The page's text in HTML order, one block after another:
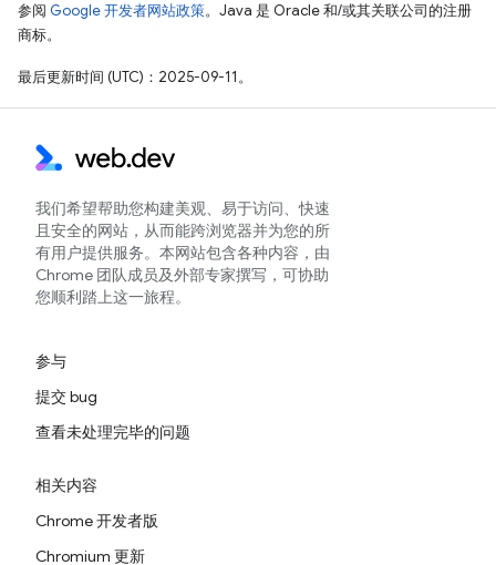
参阅 Google 开发者网站政策。Java 是 Oracle 和/或其关联公司的注册
商标。
最后更新时间 (UTC)：2025-09-11。
我们希望帮助您构建美观、易于访问、快速
且安全的网站，从而能跨浏览器并为您的所
有用户提供服务。本网站包含各种内容，由
Chrome 团队成员及外部专家撰写，可协助
您顺利踏上这一旅程。
参与
提交 bug
查看未处理完毕的问题
相关内容
Chrome 开发者版
Chromium 更新